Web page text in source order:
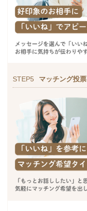
STEP5 マッチング投票